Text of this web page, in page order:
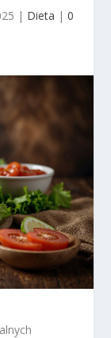
| Dieta | 0